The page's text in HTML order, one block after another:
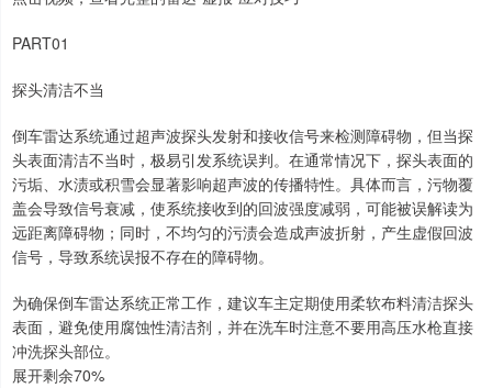
PART01
探头清洁不当
倒车雷达系统通过超声波探头发射和接收信号来检测障碍物，但当探
头表面清洁不当时，极易引发系统误判。在通常情况下，探头表面的
污垢、水渍或积雪会显著影响超声波的传播特性。具体而言，污物覆
盖会导致信号衰减，使系统接收到的回波强度减弱，可能被误解读为
远距离障碍物；同时，不均匀的污渍会造成声波折射，产生虚假回波
信号，导致系统误报不存在的障碍物。
为确保倒车雷达系统正常工作，建议车主定期使用柔软布料清洁探头
表面，避免使用腐蚀性清洁剂，并在洗车时注意不要用高压水枪直接
冲洗探头部位。
展开剩余70%